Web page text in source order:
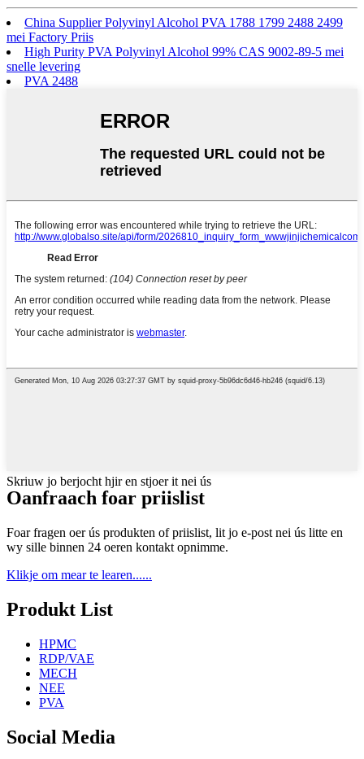
China Supplier Polyvinyl Alcohol PVA 1788 1799 2488 2499
mei Factory Priis
High Purity PVA Polyvinyl Alcohol 99% CAS 9002-89-5 mei
snelle levering
PVA 2488
Skriuw jo berjocht hjir en stjoer it nei ús
Oanfraach foar priislist
Foar fragen oer ús produkten of priislist, lit jo e-post nei ús litte en
wy sille binnen 24 oeren kontakt opnimme.
Klikje om mear te learen......
Produkt List
HPMC
RDP/VAE
MECH
NEE
PVA
Social Media